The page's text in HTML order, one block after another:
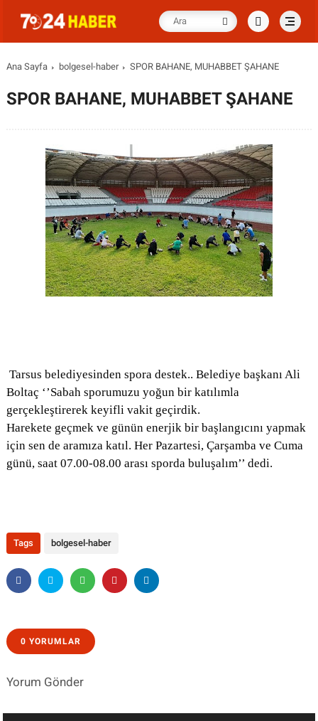
Ana Sayfa bolgesel-haber SPOR BAHANE, MUHABBET ŞAHANE
SPOR BAHANE, MUHABBET ŞAHANE
Tarsus belediyesinden spora destek.. Belediye başkanı Ali
Boltaç ‘’Sabah sporumuzu yoğun bir katılımla
gerçekleştirerek keyifli vakit geçirdik.
Harekete geçmek ve günün enerjik bir başlangıcını yapmak
için sen de aramıza katıl. Her Pazartesi, Çarşamba ve Cuma
günü, saat 07.00-08.00 arası sporda buluşalım’’ dedi.
Tags bolgesel-haber
0 YORUMLAR
Yorum Gönder